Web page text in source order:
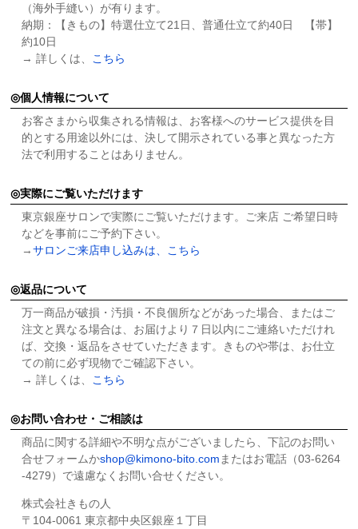
（海外手縫い）が有ります。
納期：【きもの】特選仕立て21日、普通仕立て約40日 【帯】
約10日
→ 詳しくは、
こちら
個人情報について
お客さまから収集される情報は、お客様へのサービス提供を目
的とする用途以外には、決して開示されている事と異なった方
法で利用することはありません。
実際にご覧いただけます
東京銀座サロンで実際にご覧いただけます。ご来店 ご希望日時
などを事前にご予約下さい。
→サロンご来店申し込みは、こちら
返品について
万一商品が破損・汚損・不良個所などがあった場合、またはご
注文と異なる場合は、お届けより７日以内にご連絡いただけれ
ば、交換・返品をさせていただきます。きものや帯は、お仕立
ての前に必ず現物でご確認下さい。
→ 詳しくは、
こちら
お問い合わせ・ご相談は
商品に関する詳細や不明な点がございましたら、下記のお問い
合せフォームかshop@kimono-bito.com またはお電話（03-6264
-4279）で遠慮なくお問い合せください。
株式会社きもの人
〒104-0061 東京都中央区銀座１丁目